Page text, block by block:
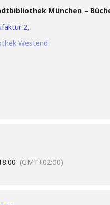
München –
2,
Westend
und begrünten 40
(GMT+02:00)